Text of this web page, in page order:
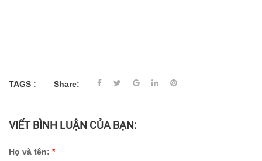
TAGS : Share:
VIẾT BÌNH LUẬN CỦA BẠN:
Họ và tên: *